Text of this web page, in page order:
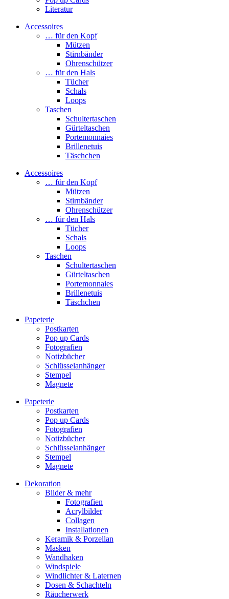
Literatur
Accessoires
… für den Kopf
Mützen
Stirnbänder
Ohrenschützer
… für den Hals
Tücher
Schals
Loops
Taschen
Schultertaschen
Gürteltaschen
Portemonnaies
Brillenetuis
Täschchen
Accessoires
… für den Kopf
Mützen
Stirnbänder
Ohrenschützer
… für den Hals
Tücher
Schals
Loops
Taschen
Schultertaschen
Gürteltaschen
Portemonnaies
Brillenetuis
Täschchen
Papeterie
Postkarten
Pop up Cards
Fotografien
Notizbücher
Schlüsselanhänger
Stempel
Magnete
Papeterie
Postkarten
Pop up Cards
Fotografien
Notizbücher
Schlüsselanhänger
Stempel
Magnete
Dekoration
Bilder & mehr
Fotografien
Acrylbilder
Collagen
Installationen
Keramik & Porzellan
Masken
Wandhaken
Windspiele
Windlichter & Laternen
Dosen & Schachteln
Räucherwerk